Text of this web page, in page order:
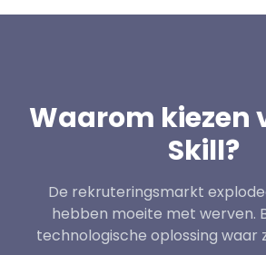
Waarom kiezen
Skill?
De rekruteringsmarkt
hebben moeite met werven.
technologische oplossing waar